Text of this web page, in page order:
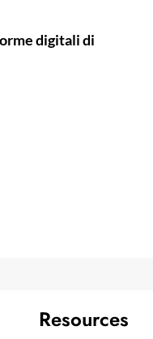
digitali di
Resources